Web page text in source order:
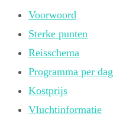
Voorwoord
Sterke punten
Reisschema
Programma per dag
Kostprijs
Vluchtinformatie